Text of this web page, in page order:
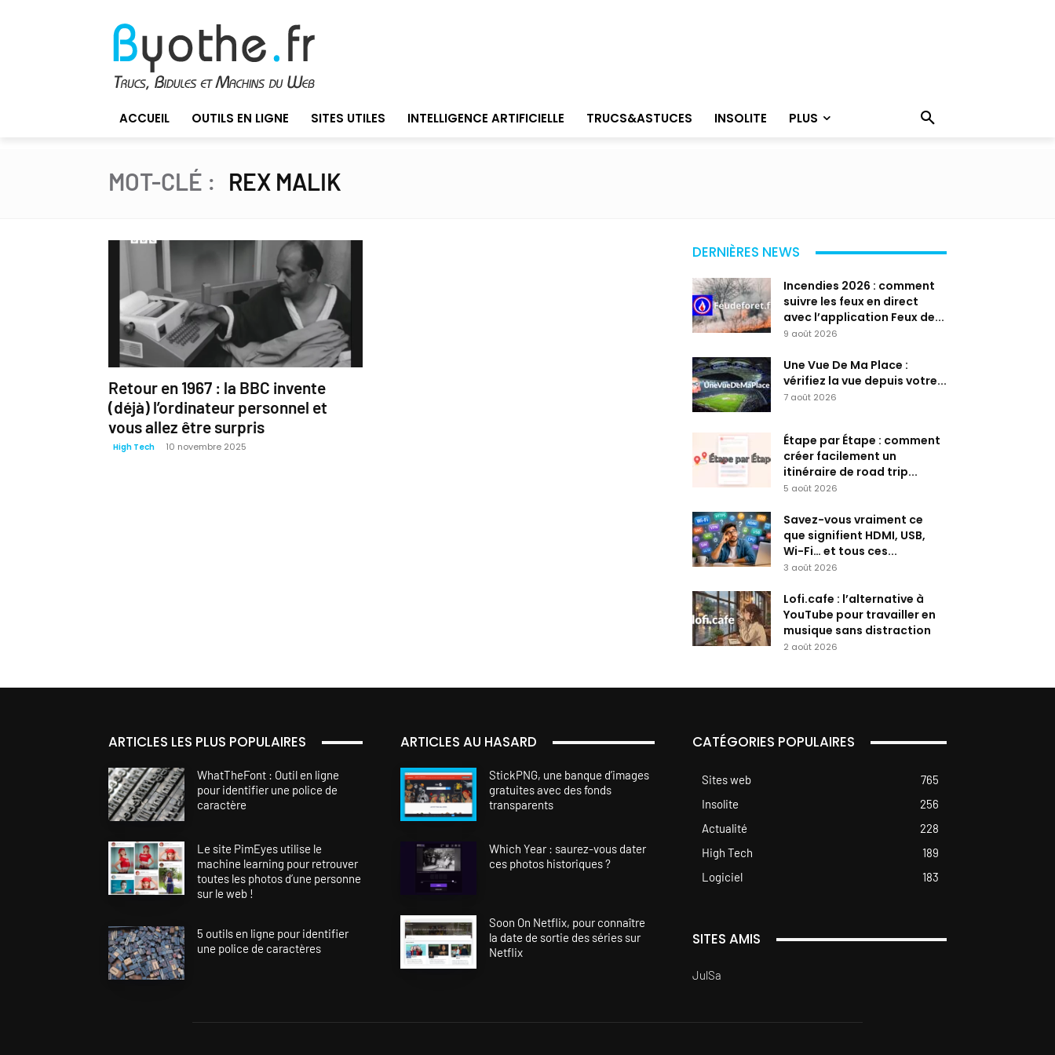
ACCUEIL OUTILS EN LIGNE SITES UTILES INTELLIGENCE ARTIFICIELLE TRUCS&ASTUCES INSOLITE PLUS
MOT-CLÉ : REX MALIK
Retour en 1967 : la BBC invente
(déjà) l’ordinateur personnel et
vous allez être surpris
High Tech 10 novembre 2025
DERNIÈRES NEWS
Incendies 2026 : comment
suivre les feux en direct
avec l’application Feux de...
9 août 2026
Une Vue De Ma Place :
vérifiez la vue depuis votre...
7 août 2026
Étape par Étape : comment
créer facilement un
itinéraire de road trip...
5 août 2026
Savez-vous vraiment ce
que signifient HDMI, USB,
Wi-Fi… et tous ces...
3 août 2026
Lofi.cafe : l’alternative à
YouTube pour travailler en
musique sans distraction
2 août 2026
ARTICLES LES PLUS POPULAIRES
WhatTheFont : Outil en ligne
pour identifier une police de
caractère
Le site PimEyes utilise le
machine learning pour retrouver
toutes les photos d’une personne
sur le web !
5 outils en ligne pour identifier
une police de caractères
ARTICLES AU HASARD
StickPNG, une banque d’images
gratuites avec des fonds
transparents
Which Year : saurez-vous dater
ces photos historiques ?
Soon On Netflix, pour connaître
la date de sortie des séries sur
Netflix
CATÉGORIES POPULAIRES
Sites web
765
Insolite
256
Actualité
228
High Tech
189
Logiciel
183
SITES AMIS
JulSa